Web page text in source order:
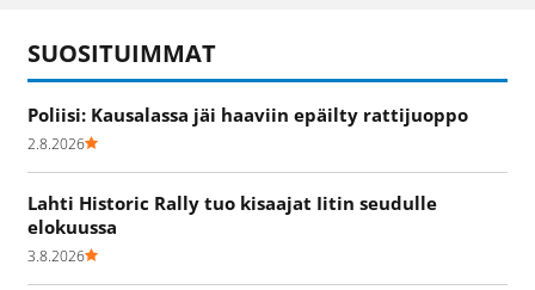
SUOSITUIMMAT
Poliisi: Kausalassa jäi haaviin epäilty rattijuoppo
2.8.2026
Lahti Historic Rally tuo kisaajat Iitin seudulle
elokuussa
3.8.2026